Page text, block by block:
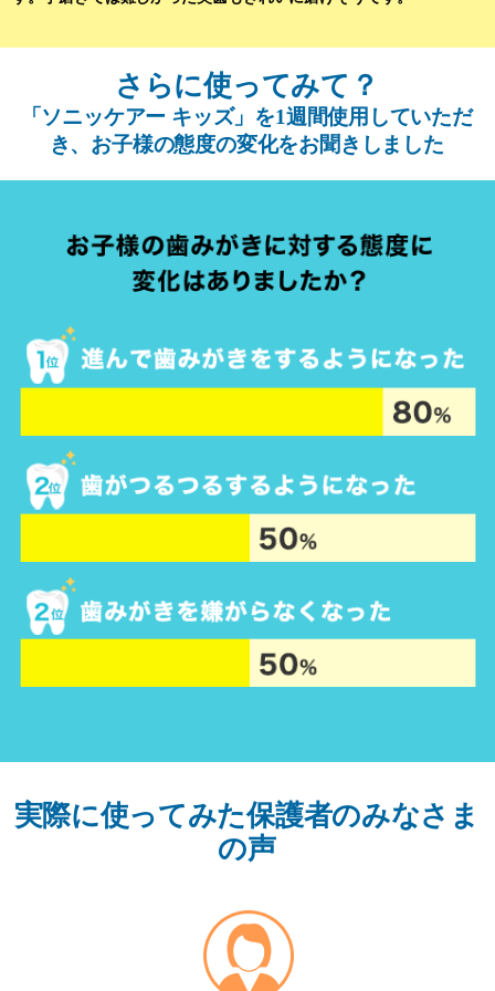
さらに使ってみて？
「ソニッケアー キッズ」を1週間使用していただ
き、お子様の態度の変化をお聞きしました
実際に使ってみた保護者のみなさま
の声